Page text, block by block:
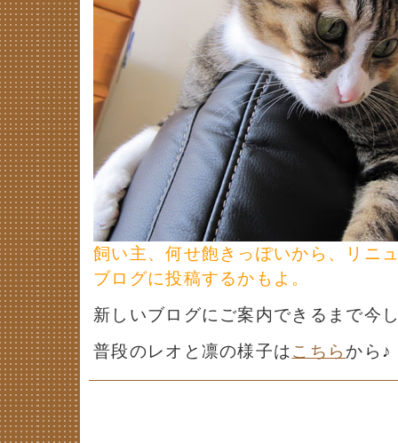
飼い主、何せ飽きっぽいから、リニ
ブログに投稿するかもよ。
新しいブログにご案内できるまで今
普段のレオと凛の様子はこちら から♪